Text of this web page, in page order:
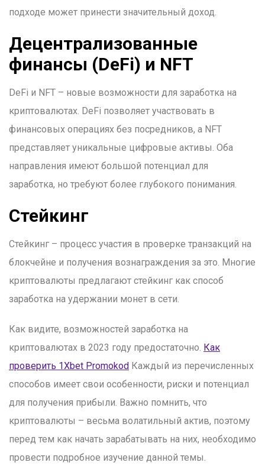
подходе может принести значительный доход.
Децентрализованные
финансы (DeFi) и NFT
DeFi и NFT – новые возможности для заработка на
криптовалютах. DeFi позволяет участвовать в
финансовых операциях без посредников, а NFT
представляет уникальные цифровые активы. Оба
направления имеют большой потенциал для
заработка, но требуют более глубокого понимания.
Стейкинг
Стейкинг – процесс участия в проверке транзакций на
блокчейне и получения вознаграждения за это. Многие
криптовалюты предлагают стейкинг как способ
заработка на удержании монет в сети.
Как видите, возможностей заработка на
криптовалютах в 2023 году предостаточно. Как
проверить 1Xbet Promokod Каждый из перечисленных
способов имеет свои особенности, риски и потенциал
для получения прибыли. Важно помнить, что
криптовалюты – весьма волатильный актив, поэтому
перед тем как начать зарабатывать на них, необходимо
провести подробное изучение данной темы.